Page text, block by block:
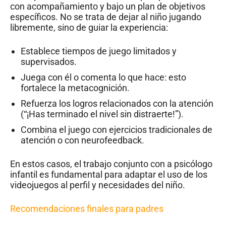
con acompañamiento y bajo un plan de objetivos
específicos. No se trata de dejar al niño jugando
libremente, sino de guiar la experiencia:
Establece tiempos de juego limitados y
supervisados.
Juega con él o comenta lo que hace: esto
fortalece la metacognición.
Refuerza los logros relacionados con la atención
(“¡Has terminado el nivel sin distraerte!”).
Combina el juego con ejercicios tradicionales de
atención o con neurofeedback.
En estos casos, el trabajo conjunto con a psicólogo
infantil es fundamental para adaptar el uso de los
videojuegos al perfil y necesidades del niño.
Recomendaciones finales para padres